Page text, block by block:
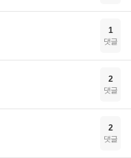
1
댓글
2
댓글
2
댓글